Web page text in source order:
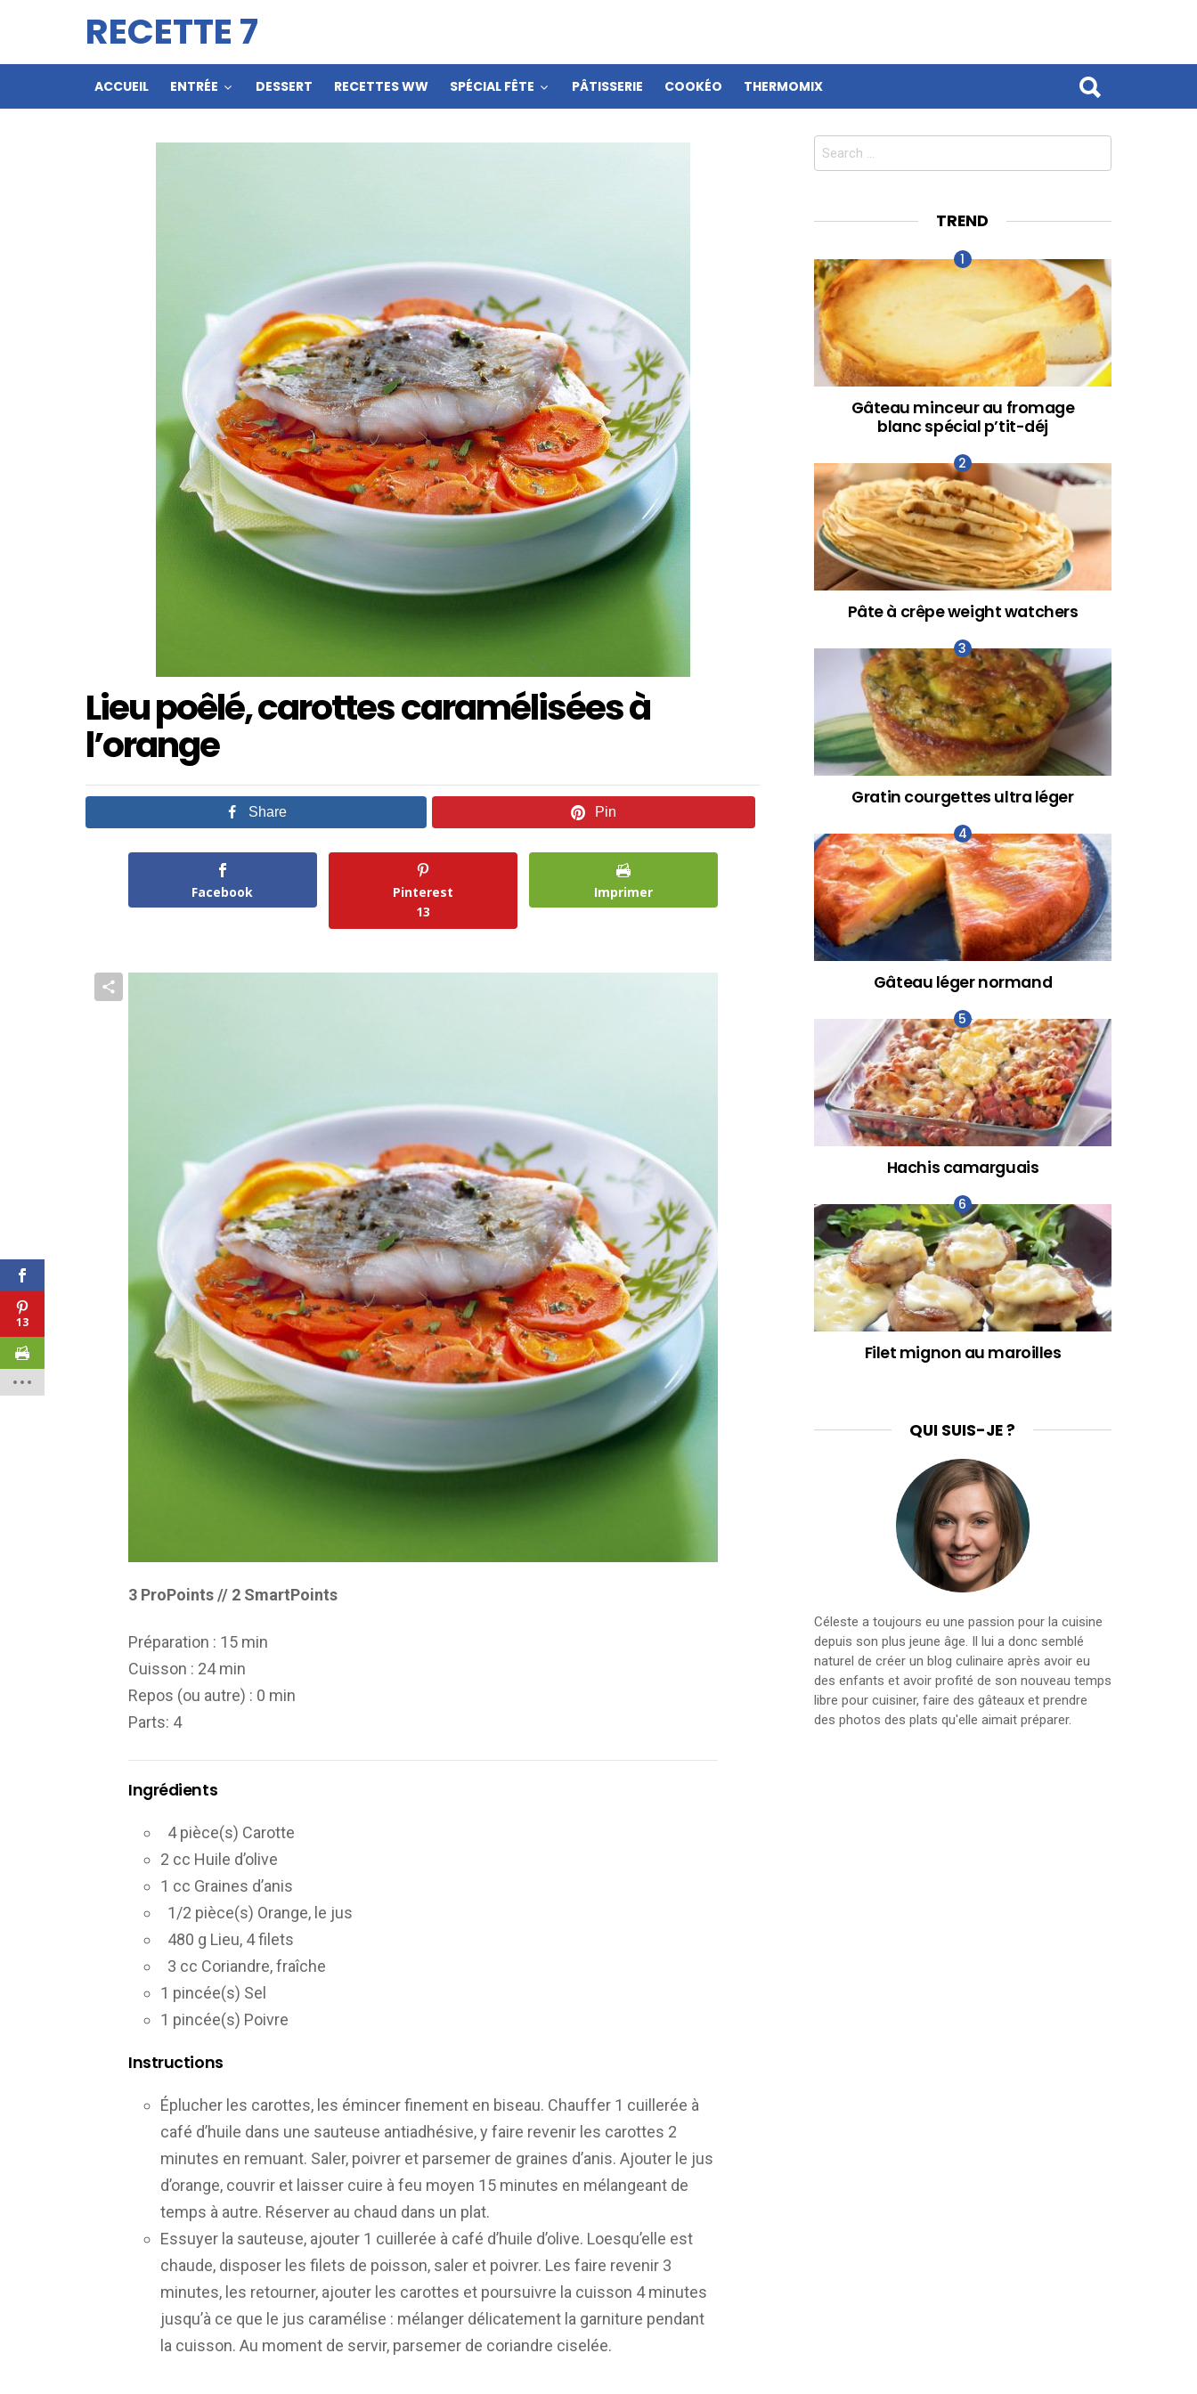
RECETTE 7
ACCUEIL ENTRÉE DESSERT RECETTES WW SPÉCIAL FÊTE PÂTISSERIE COOKÉO THERMOMIX
Lieu poêlé, carottes caramélisées à
l’orange
Share Pin
Facebook
Pinterest
13
Imprimer
3 ProPoints // 2 SmartPoints
Préparation : 15 min
Cuisson : 24 min
Repos (ou autre) : 0 min
Parts: 4
Ingrédients
4 pièce(s) Carotte
2 cc Huile d’olive
1 cc Graines d’anis
1/2 pièce(s) Orange, le jus
480 g Lieu, 4 filets
3 cc Coriandre, fraîche
1 pincée(s) Sel
1 pincée(s) Poivre
Instructions
Éplucher les carottes, les émincer finement en biseau. Chauffer 1 cuillerée à
café d’huile dans une sauteuse antiadhésive, y faire revenir les carottes 2
minutes en remuant. Saler, poivrer et parsemer de graines d’anis. Ajouter le jus
d’orange, couvrir et laisser cuire à feu moyen 15 minutes en mélangeant de
temps à autre. Réserver au chaud dans un plat.
Essuyer la sauteuse, ajouter 1 cuillerée à café d’huile d’olive. Loesqu’elle est
chaude, disposer les filets de poisson, saler et poivrer. Les faire revenir 3
minutes, les retourner, ajouter les carottes et poursuivre la cuisson 4 minutes
jusqu’à ce que le jus caramélise : mélanger délicatement la garniture pendant
la cuisson. Au moment de servir, parsemer de coriandre ciselée.
Search
TREND
Gâteau minceur au fromage
blanc spécial p’tit-déj
Pâte à crêpe weight watchers
Gratin courgettes ultra léger
Gâteau léger normand
Hachis camarguais
Filet mignon au maroilles
QUI SUIS-JE ?
Céleste a toujours eu une passion pour la cuisine
depuis son plus jeune âge. Il lui a donc semblé
naturel de créer un blog culinaire après avoir eu
des enfants et avoir profité de son nouveau temps
libre pour cuisiner, faire des gâteaux et prendre
des photos des plats qu'elle aimait préparer.
13